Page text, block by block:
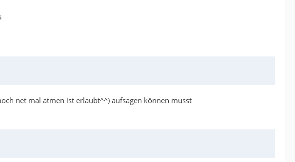
net mal atmen ist erlaubt^^) aufsagen können musst